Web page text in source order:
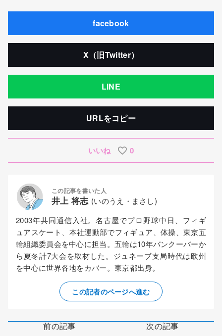
facebook
X（旧Twitter）
LINE
URLをコピー
いいね 0
この記事を書いた人
井上 将志 (いのうえ・まさし)
2003年共同通信入社。名古屋でプロ野球中日、フィギ
ュアスケート、本社運動部でフィギュア、体操、東京五
輪組織委員会を中心に担当。五輪は10年バンクーバーか
ら夏冬計7大会を取材した。ジュネーブ支局時代は欧州
を中心に世界各地をカバー。東京都出身。
この記者のページへ進む
前の記事 次の記事